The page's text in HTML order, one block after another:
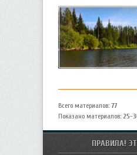
Всего материалов: 77
Показано материалов: 25-
ПРАВИЛА!